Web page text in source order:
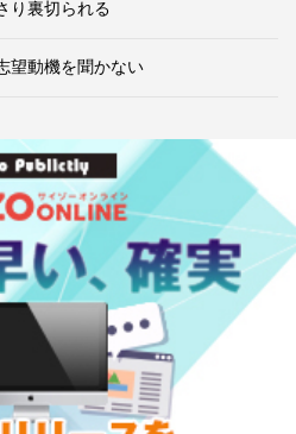
り裏切られる
望動機を聞かない